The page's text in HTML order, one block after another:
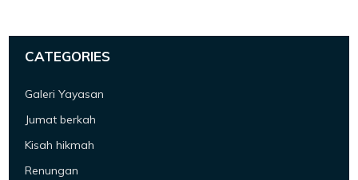
CATEGORIES
Galeri Yayasan
Jumat berkah
Kisah hikmah
Renungan